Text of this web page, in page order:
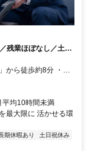
残業ほぼなし／土日
均10時間未満
最大限に 活かせる環
期休暇あり
土日祝休み